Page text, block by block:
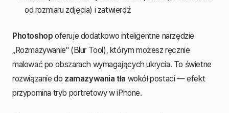
od rozmiaru zdjęcia) i zatwierdź
Photoshop oferuje dodatkowo inteligentne narzędzie
„Rozmazywanie" (Blur Tool), którym możesz ręcznie
malować po obszarach wymagających ukrycia. To świetne
rozwiązanie do zamazywania tła wokół postaci — efekt
przypomina tryb portretowy w iPhone.